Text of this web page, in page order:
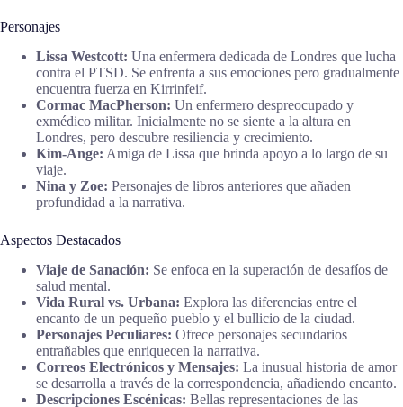
Personajes
Lissa Westcott: Una enfermera dedicada de Londres que lucha
contra el PTSD. Se enfrenta a sus emociones pero gradualmente
encuentra fuerza en Kirrinfeif.
Cormac MacPherson: Un enfermero despreocupado y
exmédico militar. Inicialmente no se siente a la altura en
Londres, pero descubre resiliencia y crecimiento.
Kim-Ange: Amiga de Lissa que brinda apoyo a lo largo de su
viaje.
Nina y Zoe: Personajes de libros anteriores que añaden
profundidad a la narrativa.
Aspectos Destacados
Viaje de Sanación: Se enfoca en la superación de desafíos de
salud mental.
Vida Rural vs. Urbana: Explora las diferencias entre el
encanto de un pequeño pueblo y el bullicio de la ciudad.
Personajes Peculiares: Ofrece personajes secundarios
entrañables que enriquecen la narrativa.
Correos Electrónicos y Mensajes: La inusual historia de amor
se desarrolla a través de la correspondencia, añadiendo encanto.
Descripciones Escénicas: Bellas representaciones de las